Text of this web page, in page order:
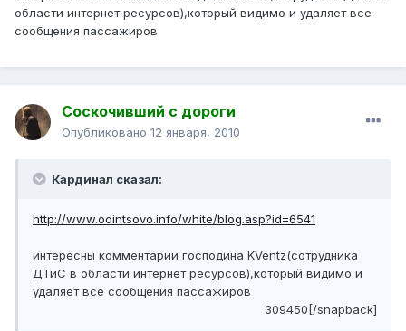
области интернет ресурсов),который видимо и удаляет все
сообщения пассажиров
Соскочивший с дороги
Опубликовано 12 января, 2010
Кардинал сказал:
http://www.odintsovo.info/white/blog.asp?id=6541
интересны комментарии господина KVentz(сотрудника
ДТиС в области интернет ресурсов),который видимо и
удаляет все сообщения пассажиров
309450[/snapback]